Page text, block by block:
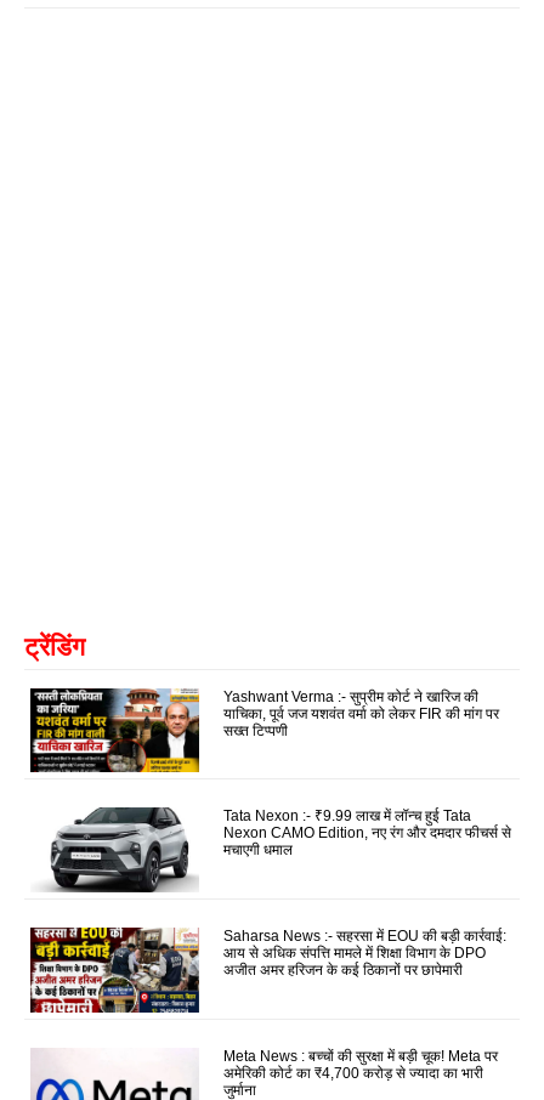
ट्रेंडिंग
Yashwant Verma :- सुप्रीम कोर्ट ने खारिज की
याचिका, पूर्व जज यशवंत वर्मा को लेकर FIR की मांग पर
सख्त टिप्पणी
Tata Nexon :- ₹9.99 लाख में लॉन्च हुई Tata
Nexon CAMO Edition, नए रंग और दमदार फीचर्स से
मचाएगी धमाल
Saharsa News :- सहरसा में EOU की बड़ी कार्रवाई:
आय से अधिक संपत्ति मामले में शिक्षा विभाग के DPO
अजीत अमर हरिजन के कई ठिकानों पर छापेमारी
Meta News : बच्चों की सुरक्षा में बड़ी चूक! Meta पर
अमेरिकी कोर्ट का ₹4,700 करोड़ से ज्यादा का भारी
जुर्माना